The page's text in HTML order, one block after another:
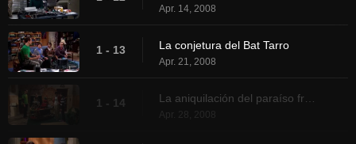
Apr. 14, 2008
1 - 13 La conjetura del Bat Tarro
Apr. 21, 2008
1 - 14 La aniquilación del paraíso frikinal